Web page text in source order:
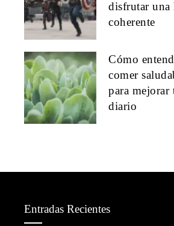
disfrutar una
coherente
Cómo
comer
para mejorar
diario
Entradas Recientes